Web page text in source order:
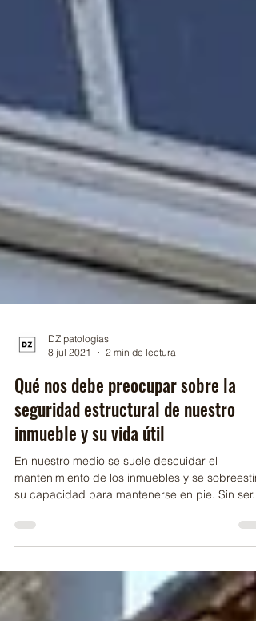
8 jul 2021
2 min de lectura
Qué nos debe preocupar sobre la
seguridad estructural de nuestro
inmueble y su vida útil
En nuestro medio se suele descuidar el
su capacidad para mantenerse en pie. Sin ser...